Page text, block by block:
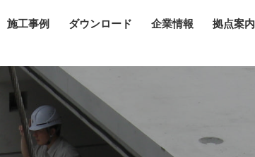
施工事例 ダウンロード 企業情報 拠点案内